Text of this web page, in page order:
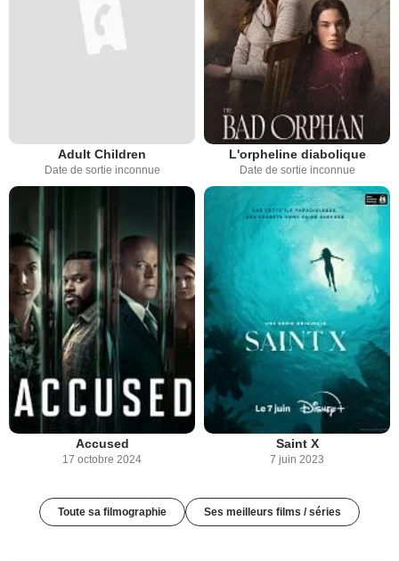
Adult Children
Date de sortie inconnue
L'orpheline diabolique
Date de sortie inconnue
Accused
17 octobre 2024
Saint X
7 juin 2023
Toute sa filmographie Ses meilleurs films / séries